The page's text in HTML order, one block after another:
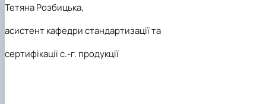
Тетяна Розбицька,
асистент кафедри стандартизації та
сертифікації с.-г. продукції